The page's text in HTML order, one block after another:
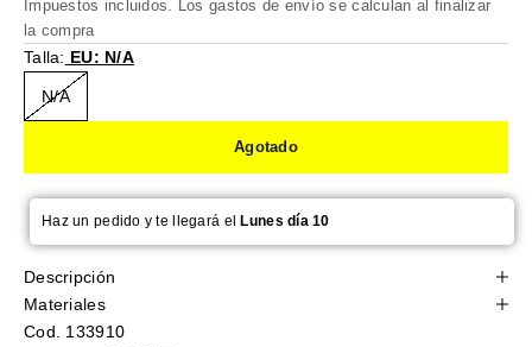
Impuestos incluidos. Los gastos de envío se calculan al finalizar
la compra
Talla: EU: N/A
N/A
Agotado
Haz un pedido y te llegará elLunes día 10
Descripción
Materiales
Cod. 133910